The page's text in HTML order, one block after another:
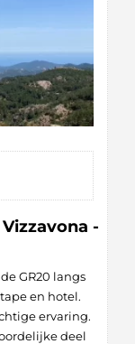
-
GR20 langs
en hotel.
ervaring.
deel